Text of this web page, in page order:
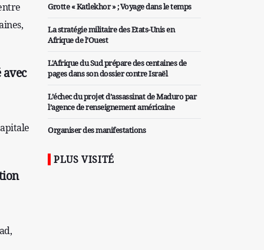
Grotte « Katlekhor » ; Voyage dans le temps
La stratégie militaire des Etats-Unis en
Afrique de l’Ouest
L'Afrique du Sud prépare des centaines de
pages dans son dossier contre Israël
L’échec du projet d’assassinat de Maduro par
l’agence de renseignement américaine
Organiser des manifestations
Iran considère l'arsenal nucléaire israélien
PLUS VISITÉ